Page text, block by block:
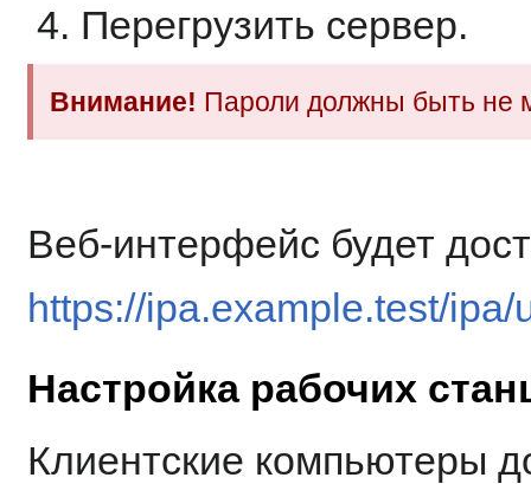
Перегрузить сервер.
Внимание! Пароли должны быть не
Веб-интерфейс будет
https://ipa.example.test/ipa/
Настройка рабочих
Клиентские компьютеры